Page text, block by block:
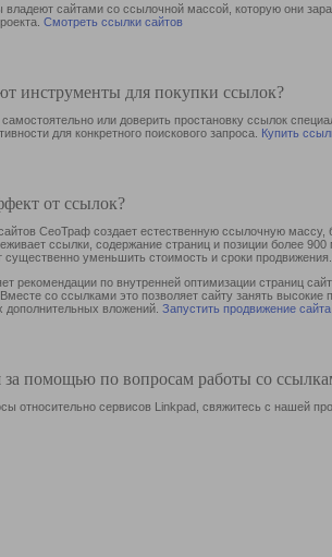
сайтами со ссылочной массой, которую они
Смотреть ссылки сайтов
инструменты для покупки ссылок?
или доверить простановку ссылок
для конкретного поискового запроса. Купить
от ссылок?
СеоТраф создает естественную ссылочную
ссылки, содержание страниц и позиции более
существенно уменьшить стоимость и сроки продвижения.
рекомендации по внутренней оптимизации страниц
со ссылками это позволяет сайту занять
вложений. Запустить продвижение сайта
за помощью по вопросам работы со
относительно сервисов Linkpad, свяжитесь с нашей